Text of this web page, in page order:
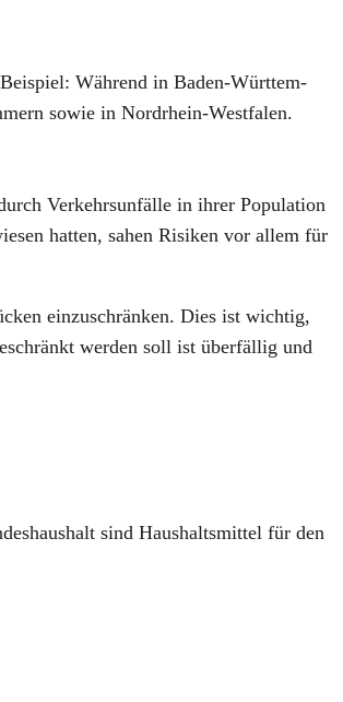
Wäh­rend in Baden-Würt­tem­
sowie in Nord­rhein-West­fa­len.
Ver­kehrs­un­fäl­le in ihrer Popu­la­ti­on
hat­ten, sahen Risi­ken vor allem für
ein­zu­schrän­ken. Dies ist wich­tig,
wer­den soll ist über­fäl­lig und
sind Haus­halts­mit­tel für den